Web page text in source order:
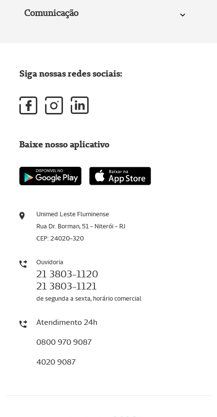
Comunicação
Unimed Leste Fluminense
Rua Dr. Borman, 51 - Niterói - RJ
CEP: 24020-320
Ouvidoria
21 3803-1120
21 3803-1121
de segunda a sexta, horário comercial
Atendimento 24h
0800 970 9087
4020 9087
Siga nossas redes sociais:
Baixe nosso aplicativo